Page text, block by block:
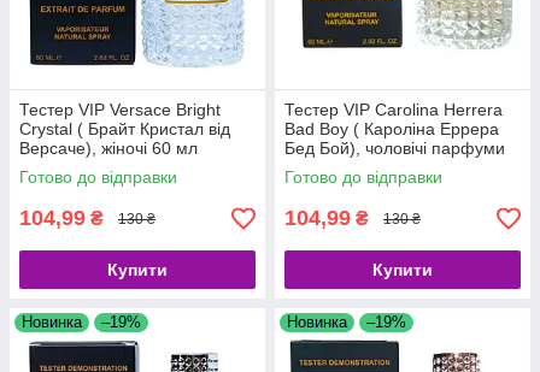
Тестер VIP Versace Bright
Crystal ( Брайт Кристал від
Версаче), жіночі 60 мл
Готово до відправки
104,99 ₴ 130 ₴
Купити
Тестер VIP Carolina Herrera
Bad Boy ( Кароліна Еррера
Бед Бой), чоловічі парфуми
60 мл
Готово до відправки
104,99 ₴ 130 ₴
Купити
Новинка –19% Новинка –19%